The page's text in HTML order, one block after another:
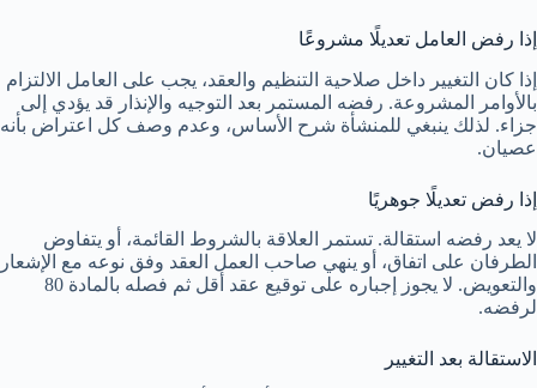
إذا رفض العامل تعديلًا مشروعًا
إذا كان التغيير داخل صلاحية التنظيم والعقد، يجب على العامل الالتزام
بالأوامر المشروعة. رفضه المستمر بعد التوجيه والإنذار قد يؤدي إلى
جزاء. لذلك ينبغي للمنشأة شرح الأساس، وعدم وصف كل اعتراض بأنه
عصيان.
إذا رفض تعديلًا جوهريًا
لا يعد رفضه استقالة. تستمر العلاقة بالشروط القائمة، أو يتفاوض
الطرفان على اتفاق، أو ينهي صاحب العمل العقد وفق نوعه مع الإشعار
والتعويض. لا يجوز إجباره على توقيع عقد أقل ثم فصله بالمادة 80
لرفضه.
الاستقالة بعد التغيير